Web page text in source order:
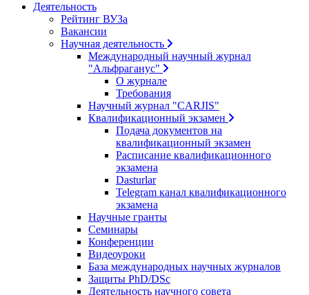
Деятельность
Рейтинг ВУЗа
Вакансии
Научная деятельность
Международный научный журнал
"Альфраганус"
О журнале
Требования
Научный журнал "CARJIS"
Квалификационный экзамен
Подача документов на
квалификационный экзамен
Расписание квалификационного
экзамена
Dasturlar
Telegram канал квалификационного
экзамена
Научные гранты
Семинары
Конференции
Видеоуроки
База международных научных журналов
Защиты PhD/DSc
Деятельность научного совета